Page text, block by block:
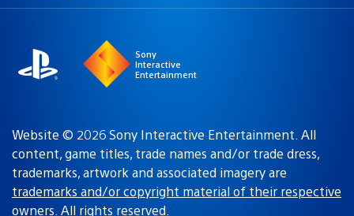
Sony
Interactive
Entertainment
Website © 2026 Sony Interactive Entertainment. All
content, game titles, trade names and/or trade dress,
trademarks, artwork and associated imagery are
trademarks and/or copyright material of their respective
owners. All rights reserved.